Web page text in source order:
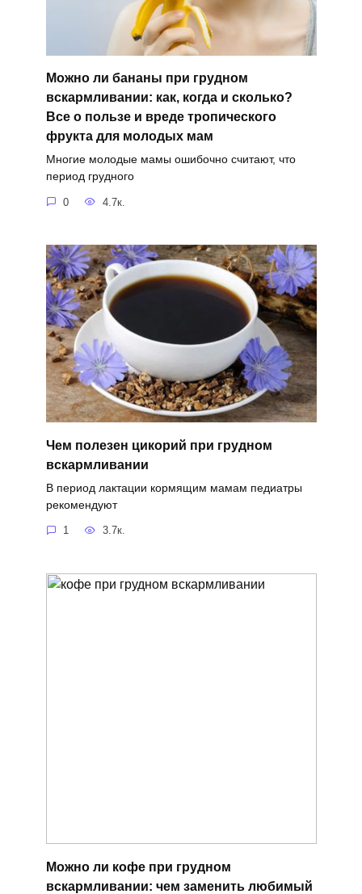
Можно ли бананы при грудном
вскармливании: как, когда и сколько?
Все о пользе и вреде тропического
фрукта для молодых мам
Многие молодые мамы ошибочно считают, что
период грудного
0 4.7к.
Чем полезен цикорий при грудном
вскармливании
В период лактации кормящим мамам педиатры
рекомендуют
1 3.7к.
Можно ли кофе при грудном
вскармливании: чем заменить любимый